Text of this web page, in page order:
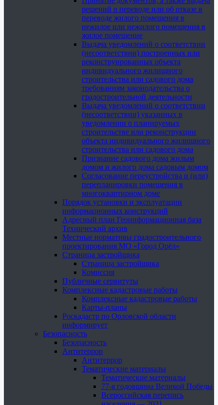
решений о переводе или об отказе в
переводе жилого помещения в
нежилое или нежилого помещения в
жилое помещение
Выдача уведомлений о соответствии
(несоответствии) построенных или
реконструированных объекта
индивидуального жилищного
строительства или садового дома
требованиям законодательства о
градостроительной деятельности
Выдача уведомлений о соответствии
(несоответствии) указанных в
уведомлении о планируемых
строительстве или реконструкции
объекта индивидуального жилищного
строительства или садового дома
Признание садового дома жилым
домом и жилого дома садовым домом
Согласование переустройства и (или)
перепланировки помещения в
многоквартирном доме
Порядок установки и эксплуатации
информационных конструкций
Адресный план Геоинформационная база
Технический архив
Местные нормативы градостроительного
проектирования МО «Город Орёл»
Страница застройщика
Страница застройщика
Комиссия
Публичные сервитуты
Комплексные кадастровые работы
Комплексные кадастровые работы
Карты-планы
Роскадастр по Орловской области
информирует
Безопасность
Безопасность
Антитеррор
Антитеррор
Тематические материалы
Тематические материалы
77-я годовщина Великой Победы
Всероссийская перепись